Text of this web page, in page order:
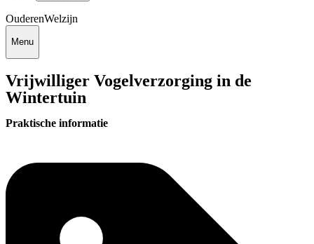
OuderenWelzijn
Menu
Vrijwilliger Vogelverzorging in de
Wintertuin
Praktische informatie